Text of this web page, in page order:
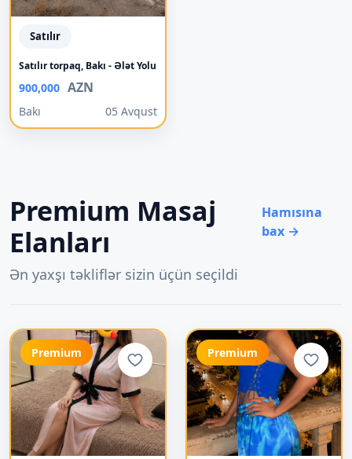
Satılır
Satılır torpaq, Bakı - Ələt Yolu
900,000 AZN
Bakı 05 Avqust
Premium Masaj
Elanları
Ən yaxşı təkliflər sizin üçün seçildi
Hamısına
bax →
Premium Premium